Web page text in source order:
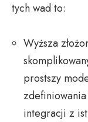
tych wad to:
Wyższa
prostszy
integracji z